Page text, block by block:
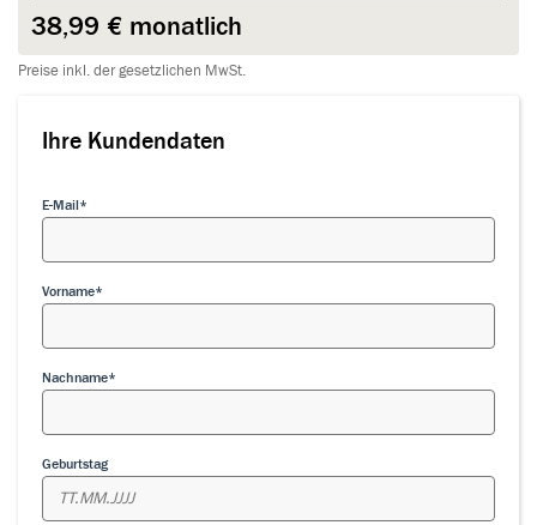
38,99 € monatlich
Preise inkl. der gesetzlichen MwSt.
Ihre Kundendaten
E-Mail
Vorname
Nachname
Geburtstag